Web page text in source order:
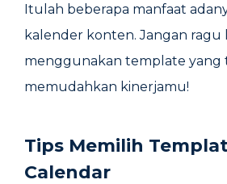
Itulah beberapa manfaat
kalender konten. Jangan
menggunakan template yang
memudahkan kinerjamu!
Tips Memilih
Calendar